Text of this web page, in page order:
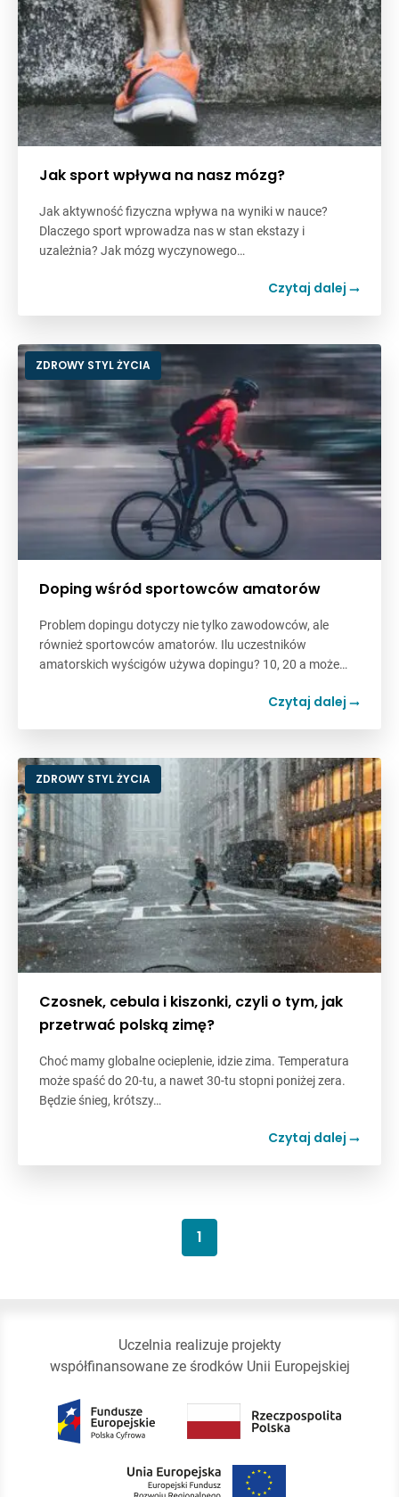
Jak sport wpływa na nasz mózg?
Jak aktywność fizyczna wpływa na wyniki w nauce?
Dlaczego sport wprowadza nas w stan ekstazy i
uzależnia? Jak mózg wyczynowego…
Czytaj dalej
ZDROWY STYL ŻYCIA
Doping wśród sportowców amatorów
Problem dopingu dotyczy nie tylko zawodowców, ale
również sportowców amatorów. Ilu uczestników
amatorskich wyścigów używa dopingu? 10, 20 a może…
Czytaj dalej
ZDROWY STYL ŻYCIA
Czosnek, cebula i kiszonki, czyli o tym, jak
przetrwać polską zimę?
Choć mamy globalne ocieplenie, idzie zima. Temperatura
może spaść do 20-tu, a nawet 30-tu stopni poniżej zera.
Będzie śnieg, krótszy…
Czytaj dalej
1
Uczelnia realizuje projekty
współfinansowane ze środków Unii Europejskiej